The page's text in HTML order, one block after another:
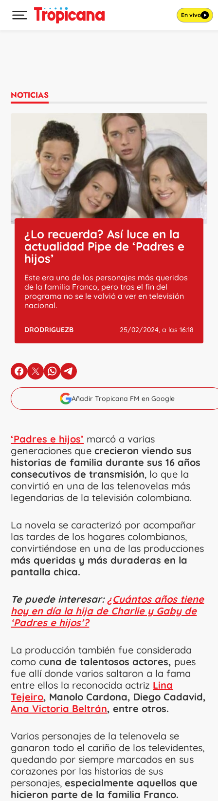
Desplegar menú principal En vivo
NOTICIAS
¿Lo recuerda? Así luce en la
actualidad Pipe de ‘Padres e
hijos’
Este era uno de los personajes más queridos
de la familia Franco, pero tras el fin del
programa no se le volvió a ver en televisión
nacional.
DRODRIGUEZB 25/02/2024, a las 16:18
en Facebook
en Xen Whatsapp
en Telegram
Añadir Tropicana FM en Google
‘Padres e hijos’ marcó a varias
generaciones que crecieron viendo sus
historias de familia durante sus 16 años
consecutivos de transmisión, lo que la
convirtió en una de las telenovelas más
legendarias de la televisión colombiana.
La novela se caracterizó por acompañar
las tardes de los hogares colombianos,
convirtiéndose en una de las producciones
más queridas y más duraderas en la
pantalla chica.
Te puede interesar: ¿Cuántos años tiene
hoy en día la hija de Charlie y Gaby de
‘Padres e hijos’?
La producción también fue considerada
como cuna de talentosos actores, pues
fue allí donde varios saltaron a la fama
entre ellos la reconocida actriz Lina
Tejeiro, Manolo Cardona, Diego Cadavid,
Ana Victoria Beltrán, entre otros.
Varios personajes de la telenovela se
ganaron todo el cariño de los televidentes,
quedando por siempre marcados en sus
corazones por las historias de sus
personajes,especialmente aquellos que
hicieron parte de la familia Franco.